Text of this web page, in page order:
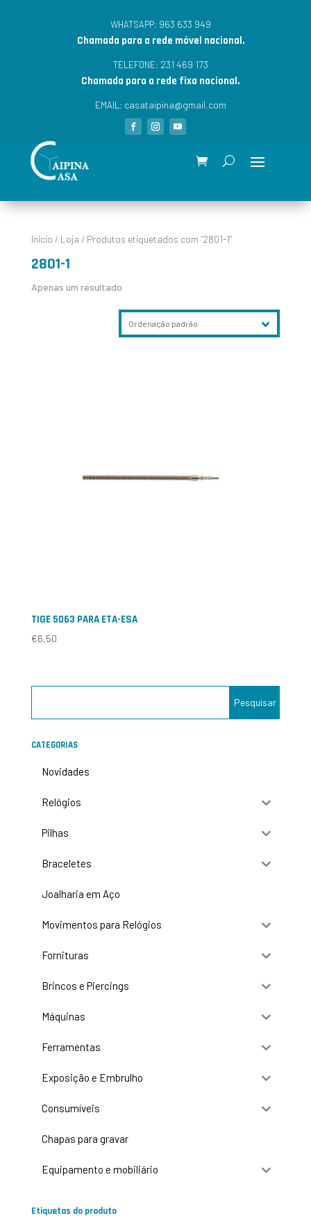
WHATSAPP: 963 633 949
Chamada para a rede móvel nacional.
TELEFONE: 231 469 173
Chamada para a rede fixa nacional.
EMAIL: casataipina@gmail.com
Início / Loja / Produtos etiquetados com “2801-1”
2801-1
Apenas um resultado
TIGE 5063 PARA ETA-ESA
€6,50
CATEGORIAS
Novidades
Relógios
Pilhas
Braceletes
Joalharia em Aço
Movimentos para Relógios
Fornituras
Brincos e Piercings
Máquinas
Ferramentas
Exposição e Embrulho
Consumíveis
Chapas para gravar
Equipamento e mobiliário
Etiquetas do produto